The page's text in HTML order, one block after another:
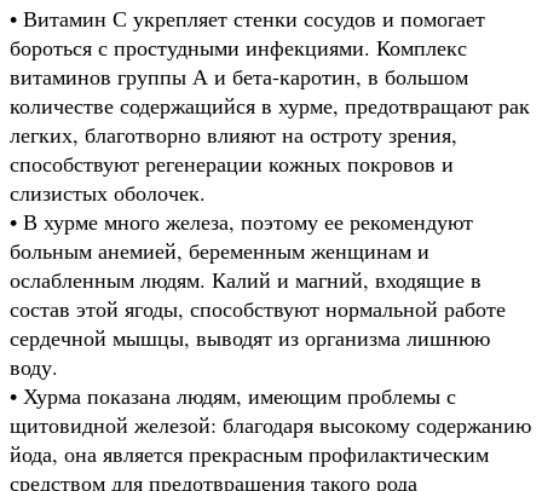
• Витамин С укрепляет стенки сосудов и помогает
бороться с простудными инфекциями. Комплекс
витаминов группы А и бета-каротин, в большом
количестве содержащийся в хурме, предотвращают рак
легких, благотворно влияют на остроту зрения,
способствуют регенерации кожных покровов и
слизистых оболочек.
• В хурме много железа, поэтому ее рекомендуют
больным анемией, беременным женщинам и
ослабленным людям. Калий и магний, входящие в
состав этой ягоды, способствуют нормальной работе
сердечной мышцы, выводят из организма лишнюю
воду.
• Хурма показана людям, имеющим проблемы с
щитовидной железой: благодаря высокому содержанию
йода, она является прекрасным профилактическим
средством для предотвращения такого рода